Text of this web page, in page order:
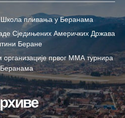
пливања у Беранама
Сједињених Америчких Држава
Беране
првог ММА турнира